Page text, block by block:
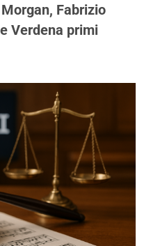
Fabrizio
Verdena primi